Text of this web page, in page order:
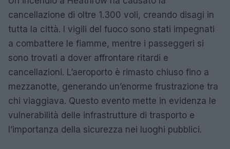
cancellazione di oltre 1.300 voli, creando disagi in
tutta la città. I vigili del fuoco sono stati impegnati
a combattere le fiamme, mentre i passeggeri si
sono trovati a dover affrontare ritardi e
cancellazioni. L’aeroporto è rimasto chiuso fino a
mezzanotte, generando un’enorme frustrazione tra
chi viaggiava. Questo evento mette in evidenza le
vulnerabilità delle infrastrutture di trasporto e
l’importanza della sicurezza nei luoghi pubblici.